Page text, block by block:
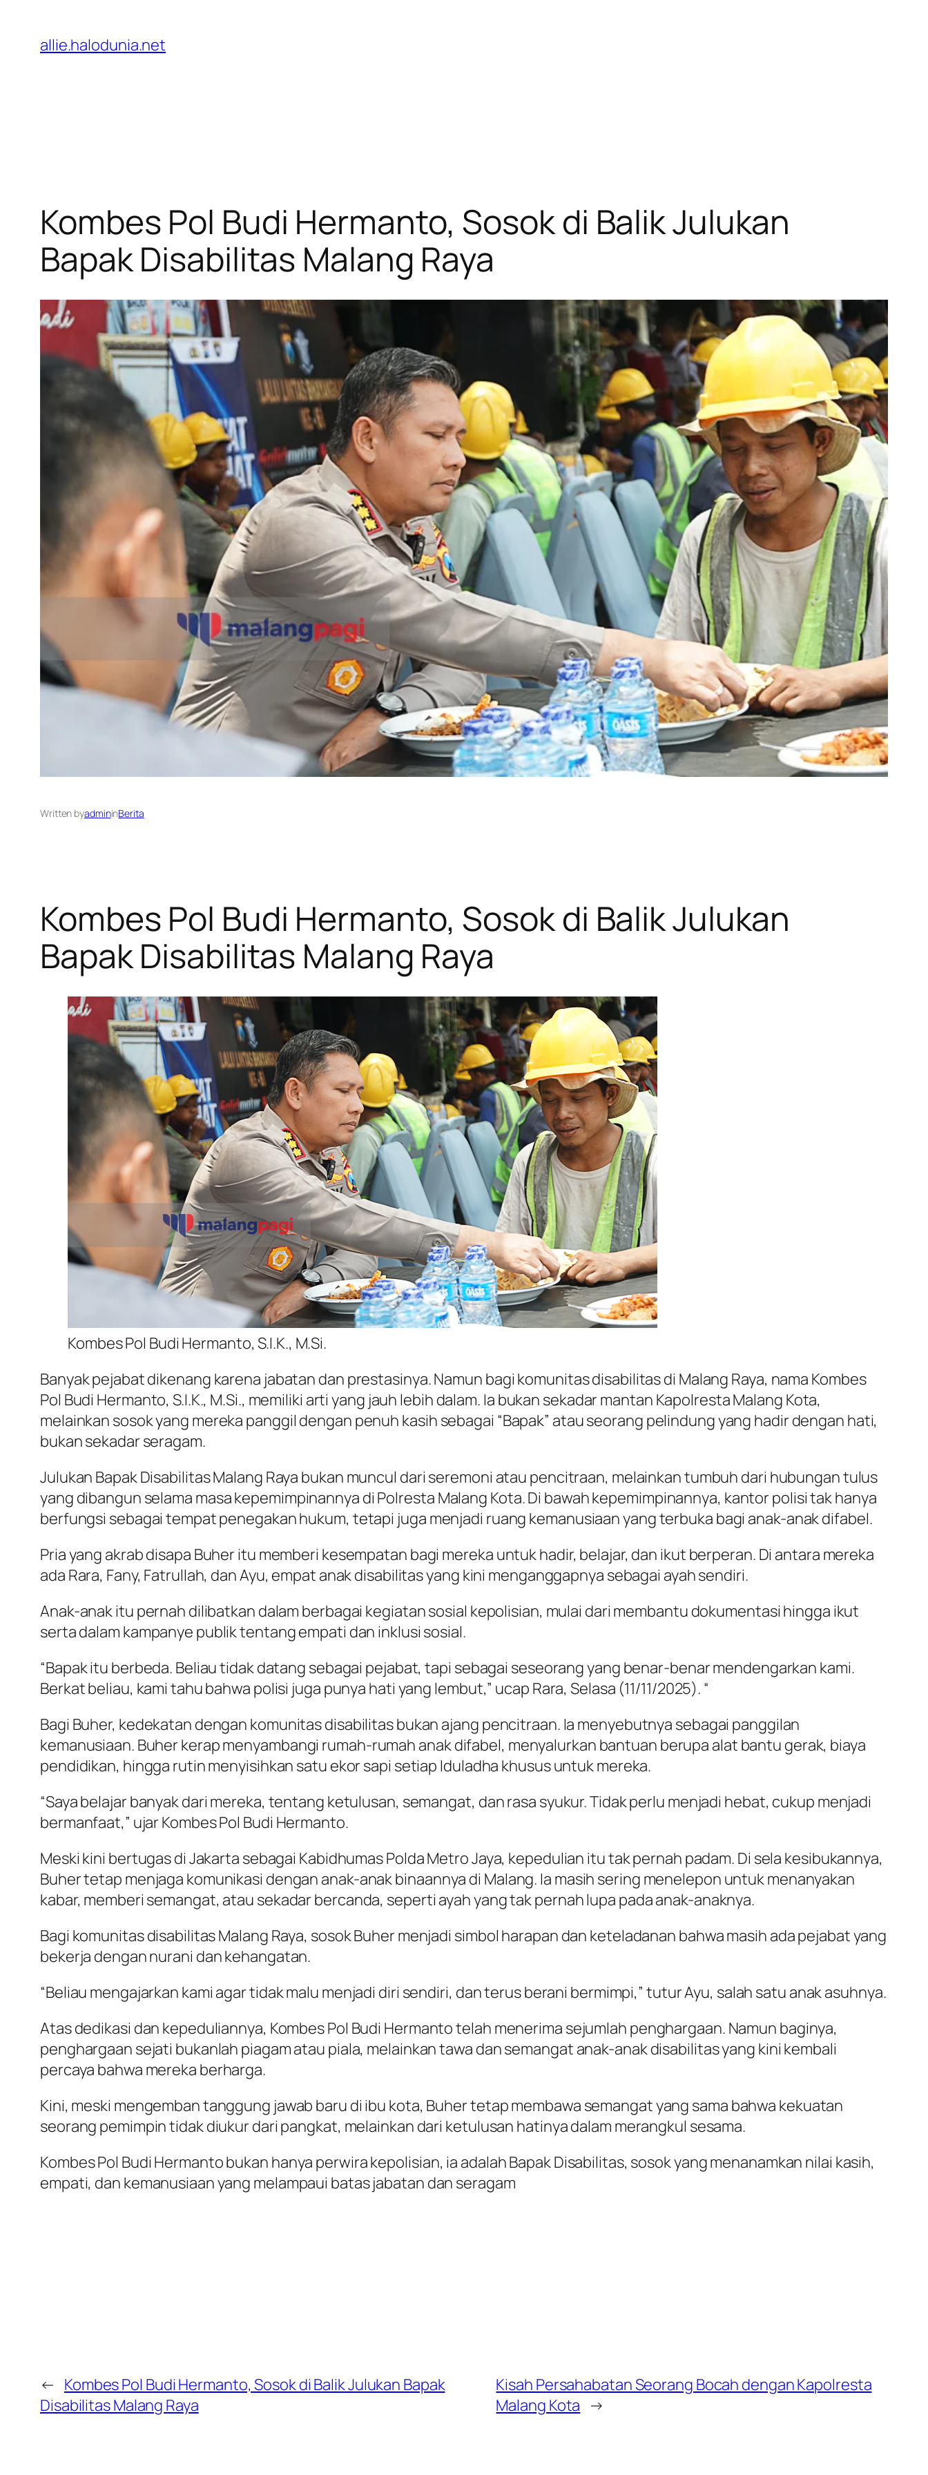
konten
allie.halodunia.net
Kombes Pol Budi Hermanto, Sosok di Balik Julukan
Bapak Disabilitas Malang Raya
Written byadmininBerita
Kombes Pol Budi Hermanto, Sosok di Balik Julukan
Bapak Disabilitas Malang Raya
Kombes Pol Budi Hermanto, S.I.K., M.Si.
Banyak pejabat dikenang karena jabatan dan prestasinya. Namun bagi komunitas disabilitas di Malang Raya, nama Kombes
Pol Budi Hermanto, S.I.K., M.Si., memiliki arti yang jauh lebih dalam. Ia bukan sekadar mantan Kapolresta Malang Kota,
melainkan sosok yang mereka panggil dengan penuh kasih sebagai “Bapak” atau seorang pelindung yang hadir dengan hati,
bukan sekadar seragam.
Julukan Bapak Disabilitas Malang Raya bukan muncul dari seremoni atau pencitraan, melainkan tumbuh dari hubungan tulus
yang dibangun selama masa kepemimpinannya di Polresta Malang Kota. Di bawah kepemimpinannya, kantor polisi tak hanya
berfungsi sebagai tempat penegakan hukum, tetapi juga menjadi ruang kemanusiaan yang terbuka bagi anak-anak difabel.
Pria yang akrab disapa Buher itu memberi kesempatan bagi mereka untuk hadir, belajar, dan ikut berperan. Di antara mereka
ada Rara, Fany, Fatrullah, dan Ayu, empat anak disabilitas yang kini menganggapnya sebagai ayah sendiri.
Anak-anak itu pernah dilibatkan dalam berbagai kegiatan sosial kepolisian, mulai dari membantu dokumentasi hingga ikut
serta dalam kampanye publik tentang empati dan inklusi sosial.
“Bapak itu berbeda. Beliau tidak datang sebagai pejabat, tapi sebagai seseorang yang benar-benar mendengarkan kami.
Berkat beliau, kami tahu bahwa polisi juga punya hati yang lembut,” ucap Rara, Selasa (11/11/2025). “
Bagi Buher, kedekatan dengan komunitas disabilitas bukan ajang pencitraan. Ia menyebutnya sebagai panggilan
kemanusiaan. Buher kerap menyambangi rumah-rumah anak difabel, menyalurkan bantuan berupa alat bantu gerak, biaya
pendidikan, hingga rutin menyisihkan satu ekor sapi setiap Iduladha khusus untuk mereka.
“Saya belajar banyak dari mereka, tentang ketulusan, semangat, dan rasa syukur. Tidak perlu menjadi hebat, cukup menjadi
bermanfaat,” ujar Kombes Pol Budi Hermanto.
Meski kini bertugas di Jakarta sebagai Kabidhumas Polda Metro Jaya, kepedulian itu tak pernah padam. Di sela kesibukannya,
Buher tetap menjaga komunikasi dengan anak-anak binaannya di Malang. Ia masih sering menelepon untuk menanyakan
kabar, memberi semangat, atau sekadar bercanda, seperti ayah yang tak pernah lupa pada anak-anaknya.
Bagi komunitas disabilitas Malang Raya, sosok Buher menjadi simbol harapan dan keteladanan bahwa masih ada pejabat yang
bekerja dengan nurani dan kehangatan.
“Beliau mengajarkan kami agar tidak malu menjadi diri sendiri, dan terus berani bermimpi,” tutur Ayu, salah satu anak asuhnya.
Atas dedikasi dan kepeduliannya, Kombes Pol Budi Hermanto telah menerima sejumlah penghargaan. Namun baginya,
penghargaan sejati bukanlah piagam atau piala, melainkan tawa dan semangat anak-anak disabilitas yang kini kembali
percaya bahwa mereka berharga.
Kini, meski mengemban tanggung jawab baru di ibu kota, Buher tetap membawa semangat yang sama bahwa kekuatan
seorang pemimpin tidak diukur dari pangkat, melainkan dari ketulusan hatinya dalam merangkul sesama.
Kombes Pol Budi Hermanto bukan hanya perwira kepolisian, ia adalah Bapak Disabilitas, sosok yang menanamkan nilai kasih,
empati, dan kemanusiaan yang melampaui batas jabatan dan seragam
← Kombes Pol Budi Hermanto, Sosok di Balik Julukan Bapak
Disabilitas Malang Raya
Kisah Persahabatan Seorang Bocah dengan Kapolresta
Malang Kota →